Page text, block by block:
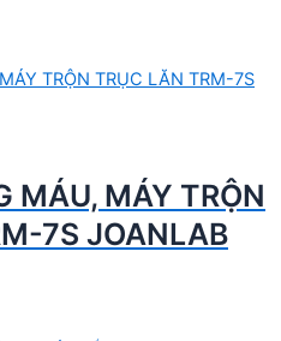
MÁU, MÁY TRỘN
7S JOANLAB